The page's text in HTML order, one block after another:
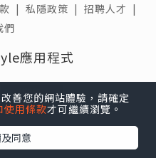
善您的網站體驗，請確定
使用條款才可繼續瀏覽。
同意
| 私隱政策 | 招聘人才 |
們
應用程式